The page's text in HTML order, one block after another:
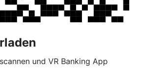
und VR Banking App